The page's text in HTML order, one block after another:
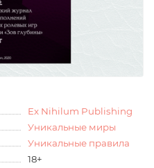
Ex Nihilum Publishing
Уникальные миры
Уникальные правила
18+